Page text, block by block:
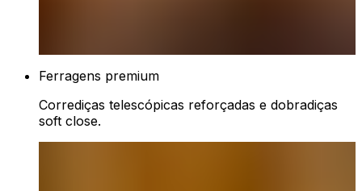
Ferragens premium
Corrediças telescópicas reforçadas e dobradiças
soft close.